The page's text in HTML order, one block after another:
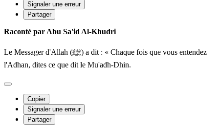
Signaler une erreur
Partager
Raconté par Abu Sa'id Al-Khudri
Le Messager d'Allah (ﷺ) a dit : « Chaque fois que vous entendez
l'Adhan, dites ce que dit le Mu'adh-Dhin.
Copier
Signaler une erreur
Partager